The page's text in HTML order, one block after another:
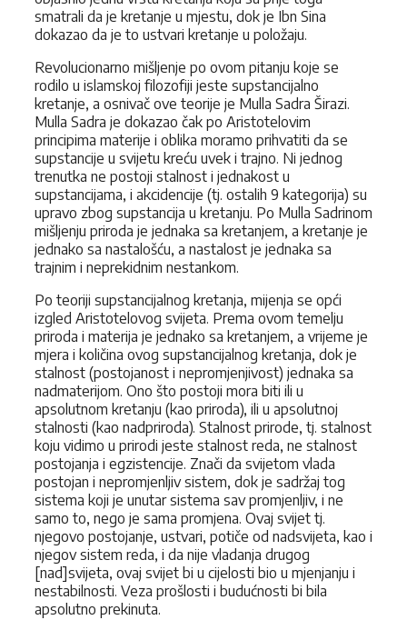
smatrali da je kretanje u mjestu, dok je Ibn Sina
dokazao da je to ustvari kretanje u položaju.
Revolucionarno mišljenje po ovom pitanju koje se
rodilo u islamskoj filozofiji jeste supstancijalno
kretanje, a osnivač ove teorije je Mulla Sadra Širazi.
Mulla Sadra je dokazao čak po Aristotelovim
principima materije i oblika moramo prihvatiti da se
supstancije u svijetu kreću uvek i trajno. Ni jednog
trenutka ne postoji stalnost i jednakost u
supstancijama, i akcidencije (tj. ostalih 9 kategorija) su
upravo zbog supstancija u kretanju. Po Mulla Sadrinom
mišljenju priroda je jednaka sa kretanjem, a kretanje je
jednako sa nastalošću, a nastalost je jednaka sa
trajnim i neprekidnim nestankom.
Po teoriji supstancijalnog kretanja, mijenja se opći
izgled Aristotelovog svijeta. Prema ovom temelju
priroda i materija je jednako sa kretanjem, a vrijeme je
mjera i količina ovog supstancijalnog kretanja, dok je
stalnost (postojanost i nepromjenjivost) jednaka sa
nadmaterijom. Ono što postoji mora biti ili u
apsolutnom kretanju (kao priroda), ili u apsolutnoj
stalnosti (kao nadpriroda). Stalnost prirode, tj. stalnost
koju vidimo u prirodi jeste stalnost reda, ne stalnost
postojanja i egzistencije. Znači da svijetom vlada
postojan i nepromjenljiv sistem, dok je sadržaj tog
sistema koji je unutar sistema sav promjenljiv, i ne
samo to, nego je sama promjena. Ovaj svijet tj.
njegovo postojanje, ustvari, potiče od nadsvijeta, kao i
njegov sistem reda, i da nije vladanja drugog
[nad]svijeta, ovaj svijet bi u cijelosti bio u mjenjanju i
nestabilnosti. Veza prošlosti i budućnosti bi bila
apsolutno prekinuta.